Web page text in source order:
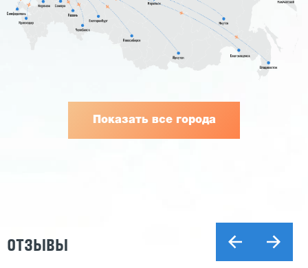
Показать все города
ОТЗЫВЫ